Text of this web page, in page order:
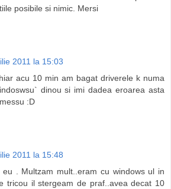
posibile si nimic. Mersi
2011 la 15:03
acu 10 min am bagat driverele k numa
dinou si imi dadea eroarea asta
:D
2011 la 15:48
. Multzam mult..eram cu windows ul in
tricou il stergeam de praf..avea decat 10